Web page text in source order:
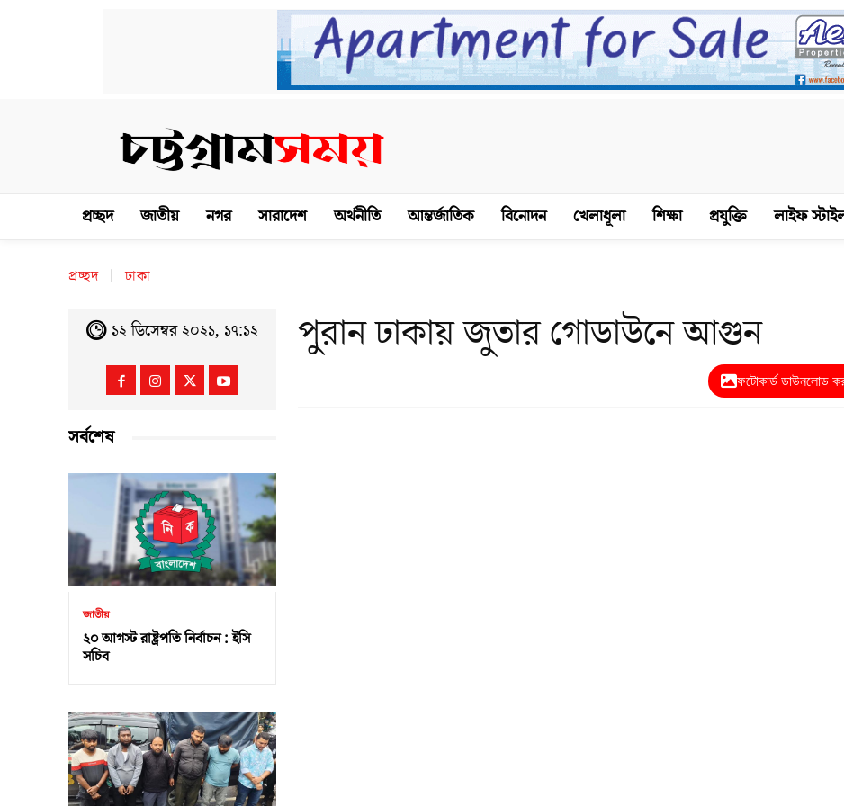
প্রচ্ছদ জাতীয় নগর সারাদেশ অর্থনীতি আন্তর্জাতিক বিনোদন খেলাধূলা শিক্ষা প্রযুক্তি লাইফ
প্রচ্ছদ ঢাকা
১২ ডিসেম্বর ২০২১, ১৭:১২
সর্বশেষ
জাতীয়
২০ আগস্ট রাষ্ট্রপতি নির্বাচন : ইসি
সচিব
পুরান ঢাকায় জুতার গোডাউনে আগুন
ফটোকার্ড ডাউনলোড